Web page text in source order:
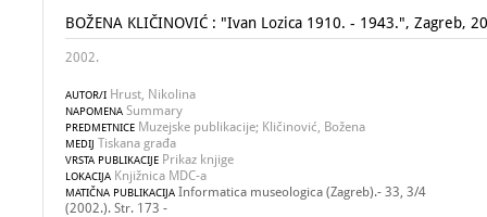
BOŽENA KLIČINOVIĆ : "Ivan Lozica 1910. - 1943.", Zagreb,
2002.
AUTOR/I Hrust, Nikolina
NAPOMENA Summary
PREDMETNICE Muzejske publikacije; Kličinović, Božena
MEDIJ Tiskana građa
VRSTA PUBLIKACIJE Prikaz knjige
LOKACIJA Knjižnica MDC-a
MATIČNA PUBLIKACIJA Informatica museologica (Zagreb).- 33, 3/4
(2002.). Str. 173 -